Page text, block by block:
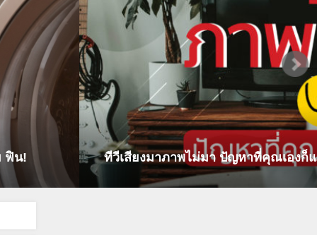
ตู้เย็น 2 ประตู ไม่เย็น สาเหตุและแนว